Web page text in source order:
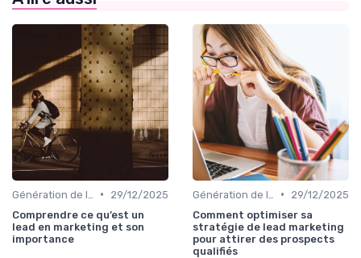
•
29/12/2025
Comprendre ce qu’est un
lead en marketing et son
importance
•
29/12/2025
Comment optimiser sa
stratégie de lead marketing
pour attirer des prospects
qualifiés